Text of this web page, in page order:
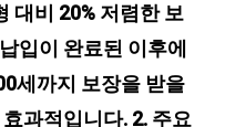
대비 20% 저렴한 보
입이 완료된 이후에
세까지 보장을 받을
과적입니다. 2. 주요